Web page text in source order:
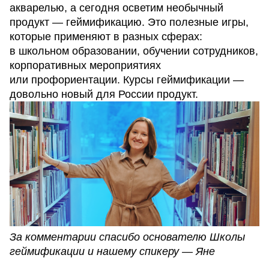
акварелью, а сегодня осветим необычный
продукт — геймификацию. Это полезные игры,
которые применяют в разных сферах:
в школьном образовании, обучении сотрудников,
корпоративных мероприятиях
или профориентации. Курсы геймификации —
довольно новый для России продукт.
За комментарии спасибо основателю Школы
геймификации и нашему спикеру — Яне